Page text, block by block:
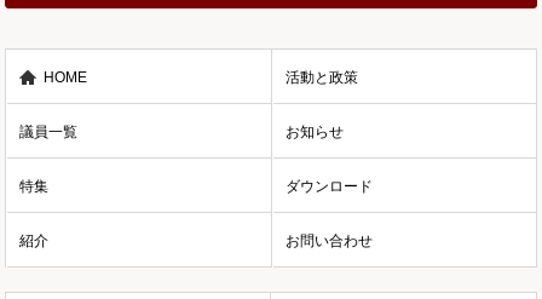
HOME 活動と政策
議員一覧 お知らせ
特集 ダウンロード
紹介 お問い合わせ